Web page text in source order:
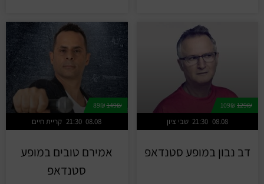
129₪
שבי ציון 21:30 08.08
דב נבון במופע סטנדאפ
149₪
89₪
קריית חיים 21:30 08.08
אמירם טובים במופע
סטנדאפ